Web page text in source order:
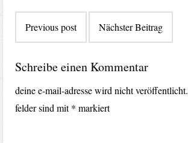
Previous post Nächster Beitrag
Schreibe einen Kommentar
deine e-mail-adresse wird nicht veröffentlicht.
felder sind mit* markiert